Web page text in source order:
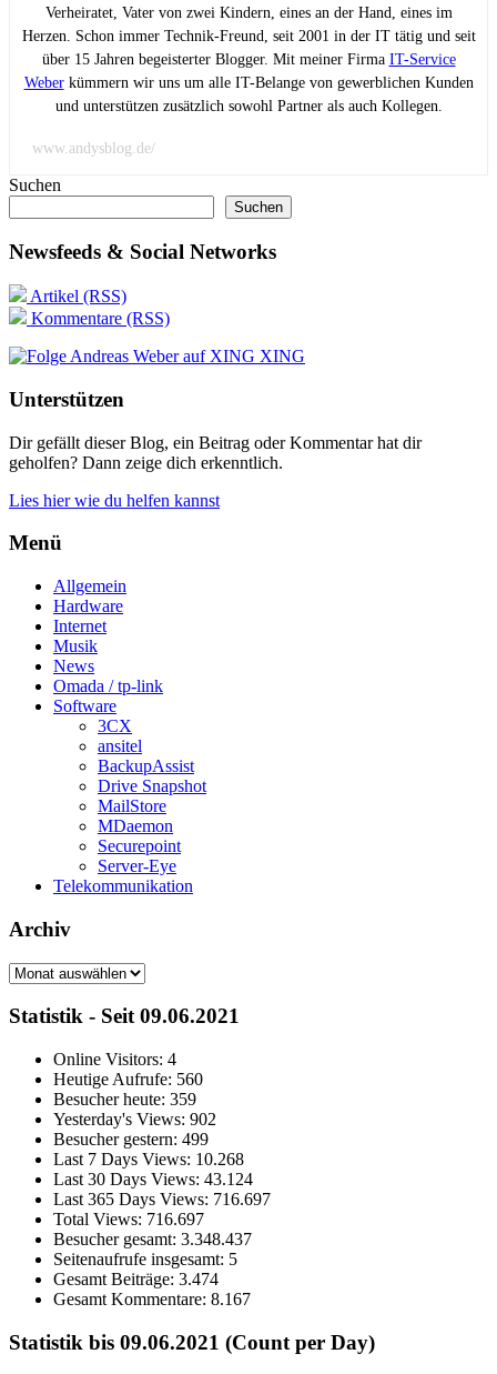
Verheiratet, Vater von zwei Kindern, eines an der Hand, eines im
Herzen. Schon immer Technik-Freund, seit 2001 in der IT tätig und seit
über 15 Jahren begeisterter Blogger. Mit meiner Firma IT-Service
Weberkümmern wir uns um alle IT-Belange von gewerblichen Kunden
und unterstützen zusätzlich sowohl Partner als auch Kollegen.
www.andysblog.de/
Suchen
Suchen
Newsfeeds & Social Networks
Artikel (RSS)
Kommentare (RSS)
XING
Unterstützen
Dir gefällt dieser Blog, ein Beitrag oder Kommentar hat dir
geholfen? Dann zeige dich erkenntlich.
Lies hier wie du helfen kannst
Menü
Allgemein
Hardware
Internet
Musik
News
Omada / tp-link
Software
3CX
ansitel
BackupAssist
Drive Snapshot
MailStore
MDaemon
Securepoint
Server-Eye
Telekommunikation
Archiv
Archiv
Statistik - Seit 09.06.2021
Online Visitors: 4
Heutige Aufrufe: 560
Besucher heute: 359
Yesterday's Views: 902
Besucher gestern: 499
Last 7 Days Views: 10.268
Last 30 Days Views: 43.124
Last 365 Days Views: 716.697
Total Views: 716.697
Besucher gesamt: 3.348.437
Seitenaufrufe insgesamt: 5
Gesamt Beiträge: 3.474
Gesamt Kommentare: 8.167
Statistik bis 09.06.2021 (Count per Day)